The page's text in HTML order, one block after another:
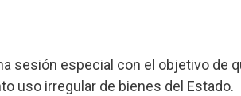
sesión especial con el objetivo de
uso irregular de bienes del Estado.